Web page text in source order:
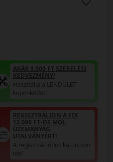
AKÁR 8.000 FT SZERELÉSI
KEDVEZMÉNY!
Használja a LENDÜLET
kuponkódot!
REGISZTRÁLJON A FIX
12.000 FT-OS MOL
ÜZEMANYAG
UTALVÁNYÉRT!
A regisztrációhoz kattintson
ide!